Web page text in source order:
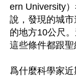
ern University
說，發現的城
的地方10公尺
這些條件都跟聖
爲什麼科學家